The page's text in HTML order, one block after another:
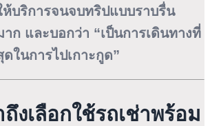
บริการจนจบทริปแบบราบรื่น
ก และบอกว่า “เป็นการเดินทางที่
ในการไปเกาะกูด”
งเลือกใช้รถเช่าพร้อม